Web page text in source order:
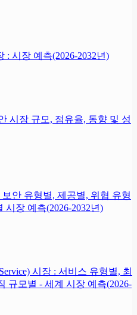
: 시장 예측(2026-2032년)
시장 규모, 점유율, 동향 및 성
안 유형별, 제공별, 위협 유형
시장 예측(2026-2032년)
시장 : 서비스 유형별, 최
규모별 - 세계 시장 예측(2026-